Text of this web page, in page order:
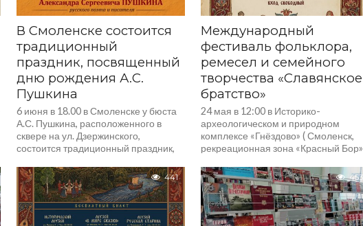
В Смоленске состоится
традиционный
праздник, посвященный
дню рождения А.С.
Пушкина
6 июня в 18.00 в Смоленске у бюста
А.С. Пушкина, расположенного в
сквере на ул. Дзержинского,
состоится традиционный праздник,
Международный
фестиваль фольклора,
ремесел и семейного
творчества «Славянское
братство»
24 мая в 12:00 в Историко-
археологическом и природном
комплексе «Гнёздово» ( Смоленск,
рекреационная зона «Красный
фестиваль фольклора, ремесел и...
441 453